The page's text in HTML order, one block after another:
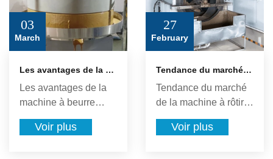
03
March
Les avantages de la machine à beurre d'arachide en pierre
Les avantages de la
machine à beurre
d'arachide en pierre 1.
Préserver la valeur
Voir plus
27
February
Tendance du marché de la machine à rôtir des arachides
Tendance du marché
de la machine à rôtir
des arachides À
mesure que la
Voir plus